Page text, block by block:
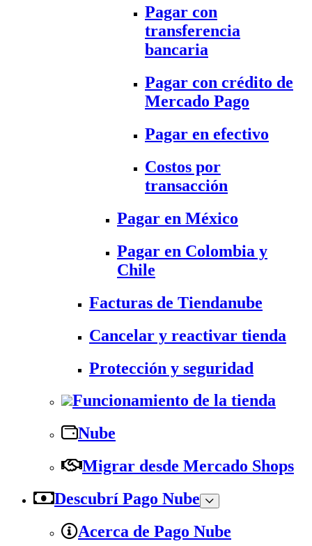
Pagar con
transferencia
bancaria
Pagar con crédito de
Mercado Pago
Pagar en efectivo
Costos por
transacción
Pagar en México
Pagar en Colombia y
Chile
Facturas de Tiendanube
Cancelar y reactivar tienda
Protección y seguridad
Funcionamiento de la tienda
Nube
Migrar desde Mercado Shops
Descubrí Pago Nube
Acerca de Pago Nube